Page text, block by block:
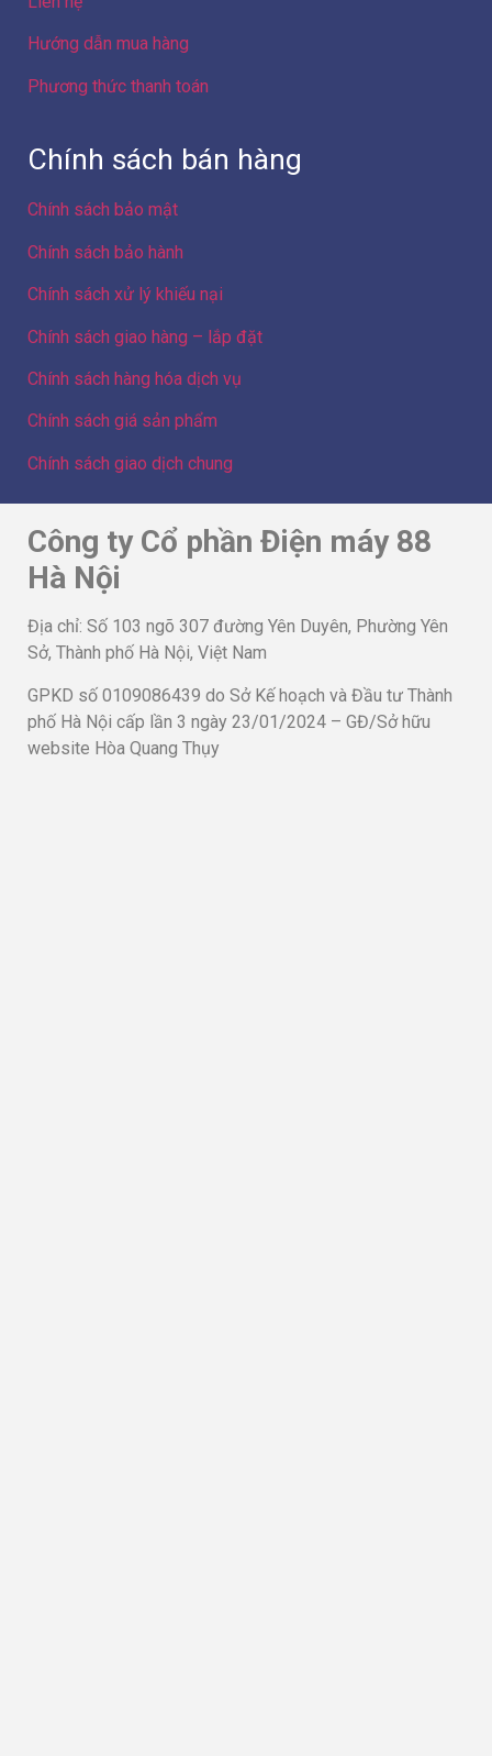
Hướng dẫn mua hàng
Phương thức thanh toán
Chính sách bán hàng
Chính sách bảo mật
Chính sách bảo hành
Chính sách xử lý khiếu nại
Chính sách giao hàng – lắp đặt
Chính sách hàng hóa dịch vụ
Chính sách giá sản phẩm
Chính sách giao dịch chung
Công ty Cổ phần Điện máy 88
Hà Nội
Địa chỉ: Số 103 ngõ 307 đường Yên Duyên, Phường Yên
Sở, Thành phố Hà Nội, Việt Nam
GPKD số 0109086439 do Sở Kế hoạch và Đầu tư Thành
phố Hà Nội cấp lần 3 ngày 23/01/2024 – GĐ/Sở hữu
website Hòa Quang Thụy